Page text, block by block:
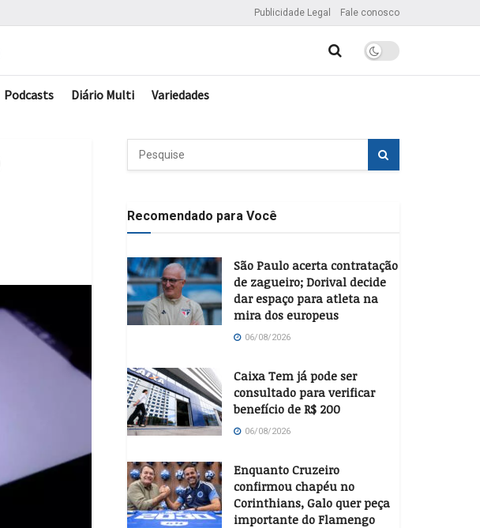
Publicidade Legal Fale conosco
Podcasts Diário Multi Variedades
Recomendado para Você
São Paulo acerta contratação
de zagueiro; Dorival decide
dar espaço para atleta na
mira dos europeus
06/08/2026
Caixa Tem já pode ser
consultado para verificar
benefício de R$ 200
06/08/2026
Enquanto Cruzeiro
confirmou chapéu no
Corinthians, Galo quer peça
importante do Flamengo